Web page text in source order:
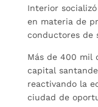
Interior
en materia de
conductores de
Más de 400 mil
capital
reactivando la
ciudad de